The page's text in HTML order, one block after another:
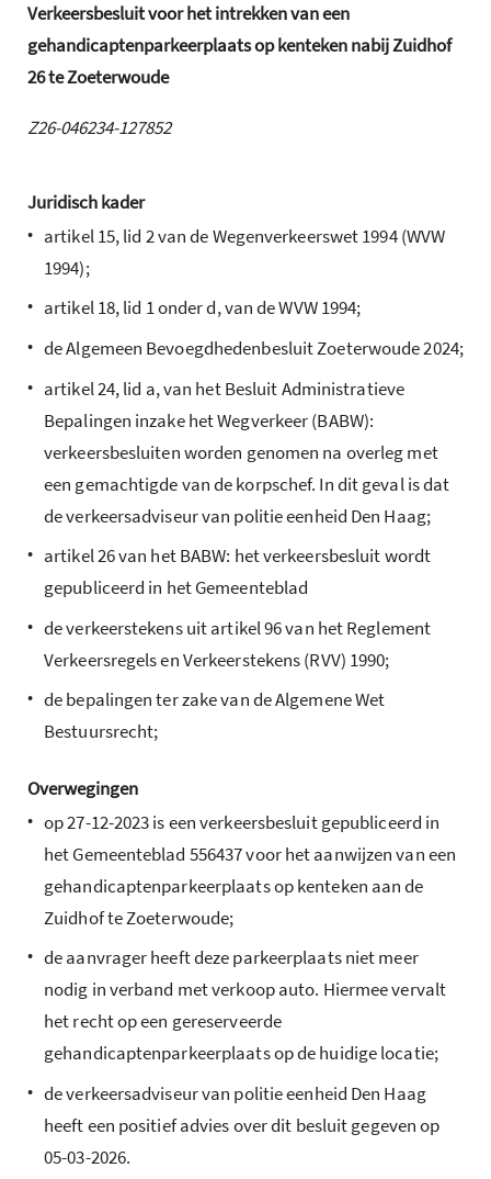
Verkeersbesluit voor het intrekken van een
gehandicaptenparkeerplaats op kenteken nabij Zuidhof
26 te Zoeterwoude
Z26-046234-127852
Juridisch kader
• artikel 15, lid 2 van de Wegenverkeerswet 1994 (WVW
1994);
• artikel 18, lid 1 onder d, van de WVW 1994;
• de Algemeen Bevoegdhedenbesluit Zoeterwoude 2024;
• artikel 24, lid a, van het Besluit Administratieve
Bepalingen inzake het Wegverkeer (BABW):
verkeersbesluiten worden genomen na overleg met
een gemachtigde van de korpschef. In dit geval is dat
de verkeersadviseur van politie eenheid Den Haag;
• artikel 26 van het BABW: het verkeersbesluit wordt
gepubliceerd in het Gemeenteblad
• de verkeerstekens uit artikel 96 van het Reglement
Verkeersregels en Verkeerstekens (RVV) 1990;
• de bepalingen ter zake van de Algemene Wet
Bestuursrecht;
Overwegingen
• op 27-12-2023 is een verkeersbesluit gepubliceerd in
het Gemeenteblad 556437 voor het aanwijzen van een
gehandicaptenparkeerplaats op kenteken aan de
Zuidhof te Zoeterwoude;
• de aanvrager heeft deze parkeerplaats niet meer
nodig in verband met verkoop auto. Hiermee vervalt
het recht op een gereserveerde
gehandicaptenparkeerplaats op de huidige locatie;
• de verkeersadviseur van politie eenheid Den Haag
heeft een positief advies over dit besluit gegeven op
05-03-2026.